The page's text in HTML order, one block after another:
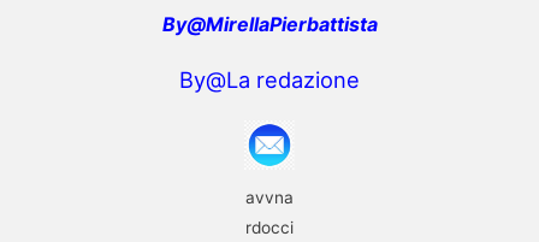
By@MirellaPierbattista
By@La redazione
avvna
rdocci